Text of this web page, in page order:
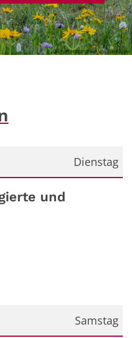
© Joel Holland auf unsplash.com
Dienstag
und
Samstag